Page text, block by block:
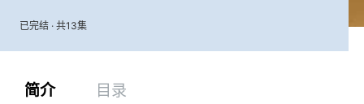
已完结 · 共13集
简介 目录